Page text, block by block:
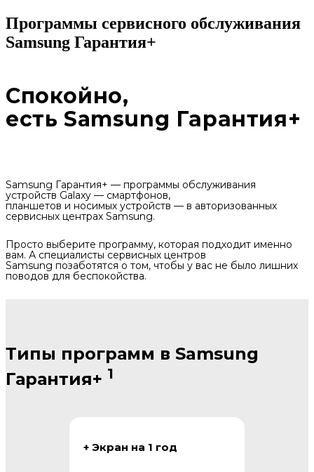
Программы сервисного обслуживания
Samsung Гарантия+
Спокойно,
есть Samsung Гарантия+
Samsung Гарантия+ — программы обслуживания
устройств Galaxy — смартфонов,
планшетов и носимых устройств — в авторизованных
сервисных центрах Samsung.
Просто выберите программу, которая подходит именно
вам. А специалисты сервисных центров
Samsung позаботятся о том, чтобы у вас не было лишних
поводов для беспокойства.
Типы программ в Samsung
Гарантия+ 1
+ Экран на 1 год